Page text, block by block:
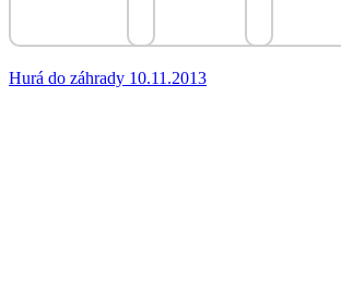
Hurá do záhrady 10.11.2013